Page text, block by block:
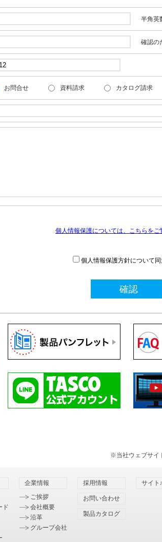
半角英
確認の
お問合せ 資料請求 カタログ請求
個人情報保護については、こちらをご
個人情報保護方針について同
確認
※当社ウェブサイ
ド
企業情報
ご挨拶
会社概要
沿革
グループ会社
採用情報
お問い合わせ
製品カタログ
サイト